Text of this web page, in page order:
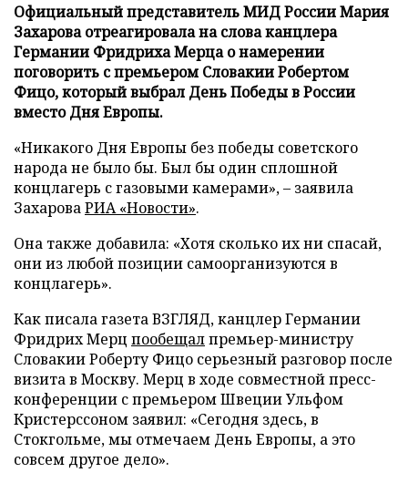
Официальный представитель МИД России Мария
Захарова отреагировала на слова канцлера
Германии Фридриха Мерца о намерении
поговорить с премьером Словакии Робертом
Фицо, который выбрал День Победы в России
вместо Дня Европы.
«Никакого Дня Европы без победы советского
народа не было бы. Был бы один сплошной
концлагерь с газовыми камерами», – заявила
ЗахароваРИА «Новости».
Она также добавила: «Хотя сколько их ни спасай,
они из любой позиции самоорганизуются в
концлагерь».
Как писала газета ВЗГЛЯД, канцлер Германии
Фридрих Мерц пообещалпремьер-министру
Словакии Роберту Фицо серьезный разговор после
визита в Москву. Мерц в ходе совместной пресс-
конференции с премьером Швеции Ульфом
Кристерссоном заявил: «Сегодня здесь, в
Стокгольме, мы отмечаем День Европы, а это
совсем другое дело».